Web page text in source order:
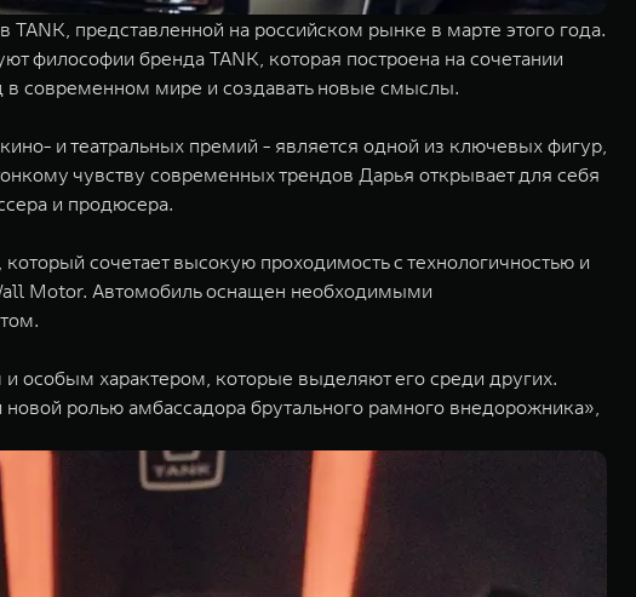
представленной на российском рынке в марте этого года.
философии бренда TANK, которая построена на сочетании
в современном мире и создавать новые смыслы.
и театральных премий - является одной из ключевых фигур,
чувству современных трендов Дарья открывает для себя
и продюсера.
сочетает высокую проходимость с технологичностью и
Motor. Автомобиль оснащен необходимыми
особым характером, которые выделяют его среди других.
ролью амбассадора брутального рамного внедорожника»,